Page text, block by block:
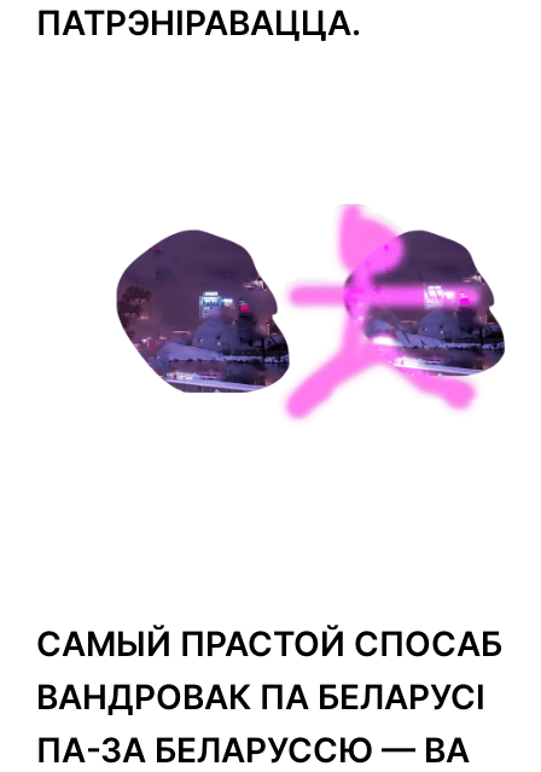
ПАТРЭНІРАВАЦЦА.
САМЫЙ ПРАСТОЙ СПОСАБ
ВАНДРОВАК ПА БЕЛАРУСІ
ПА-ЗА БЕЛАРУССЮ — ВА